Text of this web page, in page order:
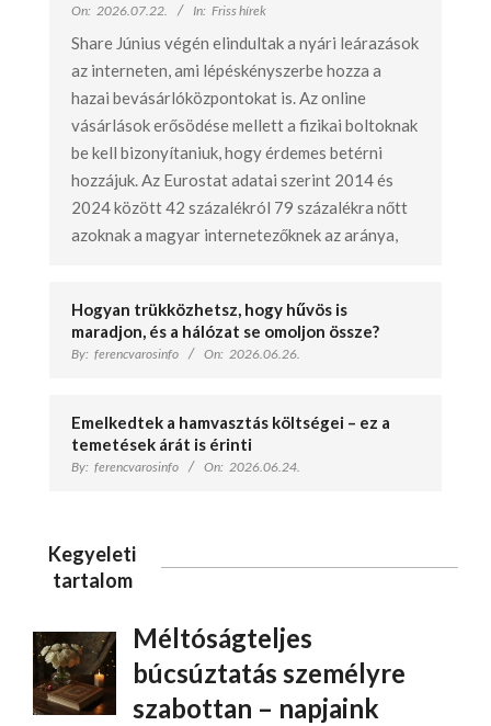
On: 2026.07.22. In: Friss hírek
Share Június végén elindultak a nyári leárazások
az interneten, ami lépéskényszerbe hozza a
hazai bevásárlóközpontokat is. Az online
vásárlások erősödése mellett a fizikai boltoknak
be kell bizonyítaniuk, hogy érdemes betérni
hozzájuk. Az Eurostat adatai szerint 2014 és
2024 között 42 százalékról 79 százalékra nőtt
azoknak a magyar internetezőknek az aránya,
Hogyan trükközhetsz, hogy hűvös is
maradjon, és a hálózat se omoljon össze?
By: ferencvarosinfo On: 2026.06.26.
Emelkedtek a hamvasztás költségei – ez a
temetések árát is érinti
By: ferencvarosinfo On: 2026.06.24.
Kegyeleti
tartalom
Méltóságteljes
búcsúztatás személyre
szabottan – napjaink